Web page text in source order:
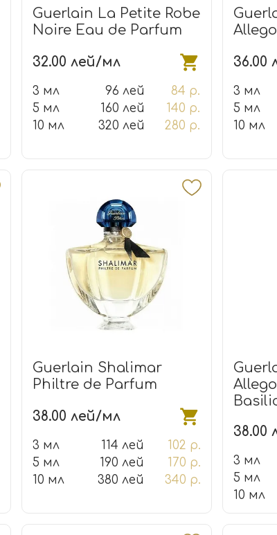
Guerlain La Petite Robe
Noire Eau de Parfum
32.00 лей/мл
3 мл 96 лей
84 р.
5 мл
160 лей
140 р.
10 мл
320 лей 280 р.
36.00
3 мл
5 мл
10 мл
Guerlain Shalimar
Philtre de Parfum
38.00 лей/мл
3 мл 114 лей
102 р.
5 мл
190 лей
170 р.
10 мл
380 лей 340 р.
38.00
3 мл
5 мл
10 мл